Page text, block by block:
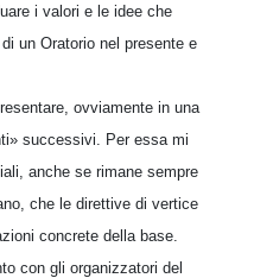
i valori e le idee che
un Oratorio nel presente e
ovviamente in una
successivi. Per essa mi
anche se rimane sempre
che le direttive di vertice
concrete della base.
con gli organizzatori del